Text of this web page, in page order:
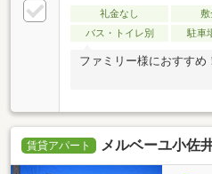
礼金なし 敷
バス・トイレ別
駐車
ファミリー様におすすめ
賃貸アパート メルベーユ小佐